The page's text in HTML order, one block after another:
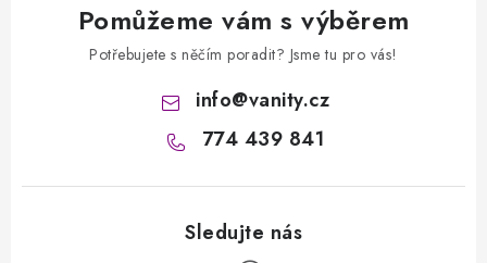
Pomůžeme vám s výběrem
Potřebujete s něčím poradit? Jsme tu pro vás!
info@vanity.cz
774 439 841